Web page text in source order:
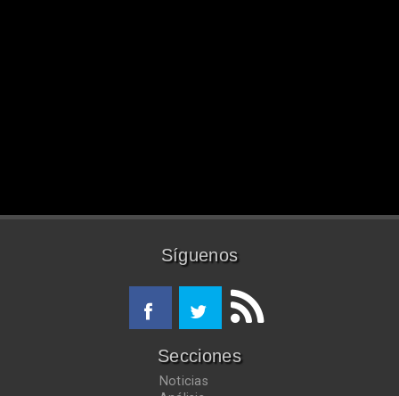
Síguenos
Secciones
Noticias